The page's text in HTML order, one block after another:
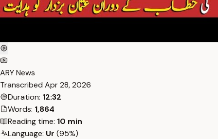
ARY News
Transcribed Apr 28, 2026
Duration: 12:32
Words: 1,864
Reading time: 10 min
Language: Ur (95%)